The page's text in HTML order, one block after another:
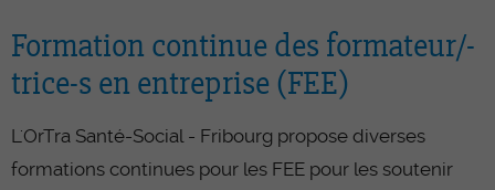
Formation continue des formateur/-
trice-s en entreprise (FEE)
L'OrTra Santé-Social - Fribourg propose diverses
formations continues pour les FEE pour les soutenir